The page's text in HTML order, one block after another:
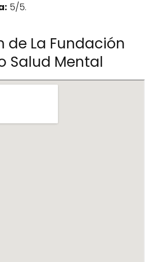
5/5.
de La Fundación
Salud Mental